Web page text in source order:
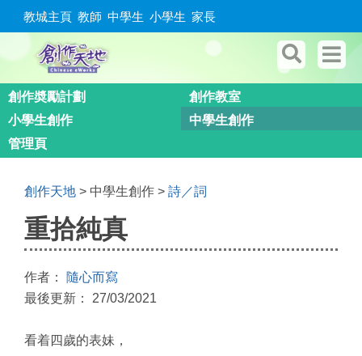
教城主頁 教師 中學生 小學生 家長
創作奬勵計劃
創作教室
小學生創作
中學生創作
管理頁
創作天地 > 中學生創作 > 詩／詞
重拾純真
作者： 隨心而寫
最後更新： 27/03/2021
看着四歲的表妹，